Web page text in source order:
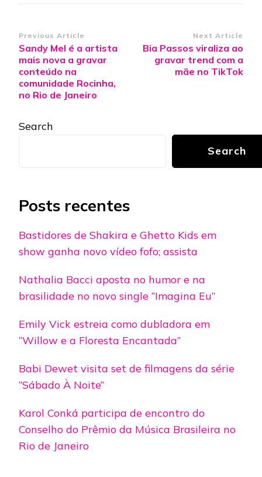
Post
Navigation
Previous Article
Sandy Mel é a artista
mais nova a gravar
conteúdo na
comunidade Rocinha,
no Rio de Janeiro
Next Article
Bia Passos viraliza ao
gravar trend com a
mãe no TikTok
Search
Search
Posts recentes
Bastidores de Shakira e Ghetto Kids em
show ganha novo vídeo fofo; assista
Nathalia Bacci aposta no humor e na
brasilidade no novo single “Imagina Eu”
Emily Vick estreia como dubladora em
“Willow e a Floresta Encantada”
Babi Dewet visita set de filmagens da série
“Sábado À Noite”
Karol Conká participa de encontro do
Conselho do Prêmio da Música Brasileira no
Rio de Janeiro